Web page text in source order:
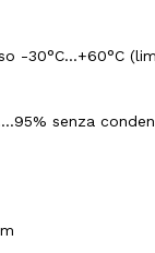
-30°C...+60°C
senza